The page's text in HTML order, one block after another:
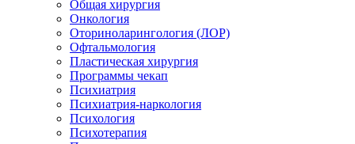
Общая хирургия
Онкология
Оториноларингология (ЛОР)
Офтальмология
Пластическая хирургия
Программы чекап
Психиатрия
Психиатрия-наркология
Психология
Психотерапия